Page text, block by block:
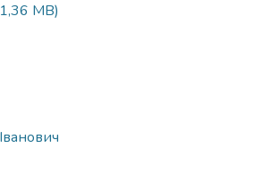
MB)